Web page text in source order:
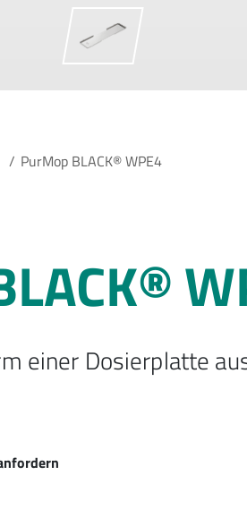
PurMop BLACK® WPE4
einer Dosierplatte